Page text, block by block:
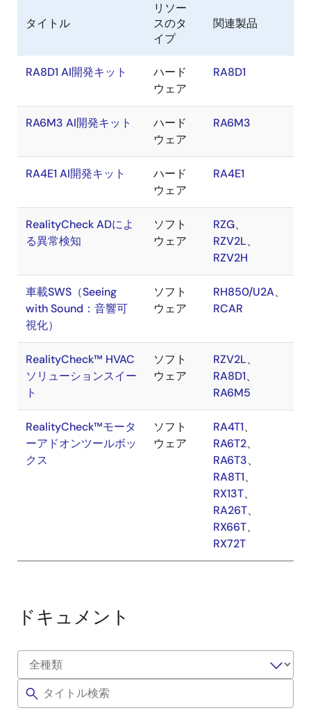
タイトル
リソー
スのタ
イプ
関連製品
RA8D1 AI開発キット
ハード
ウェア
RA8D1
RA6M3 AI開発キット
ハード
ウェア
RA6M3
RA4E1 AI開発キット
ハード
ウェア
RA4E1
RealityCheck ADによ
る異常検知
ソフト
ウェア
RZG、
RZV2L、
RZV2H
車載SWS（Seeing
with Sound：音響可
視化）
ソフト
ウェア
RH850/U2A、
RCAR
RealityCheck™ HVAC
ソリューションスイー
ト
ソフト
ウェア
RZV2L、
RA8D1、
RA6M5
RealityCheck™モータ
ーアドオンツールボッ
クス
ソフト
ウェア
RA4T1、
RA6T2、
RA6T3、
RA8T1、
RX13T、
RA26T、
RX66T、
RX72T
ドキュメント